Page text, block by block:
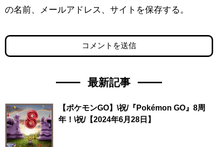
の名前、メールアドレス、サイトを保存する。
最新記事
【ポケモンGO】\祝/『Pokémon GO』8周
年！\祝/【2024年6月28日】